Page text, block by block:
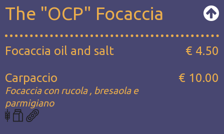
The "OCP" Focaccia
Focaccia oil and salt
€ 4.50
Carpaccio
Focaccia con rucola , bresaola e
parmigiano
€ 10.00